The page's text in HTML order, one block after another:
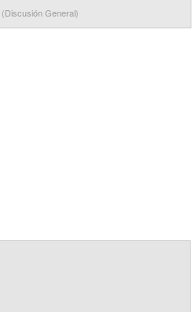
(Discusión General)